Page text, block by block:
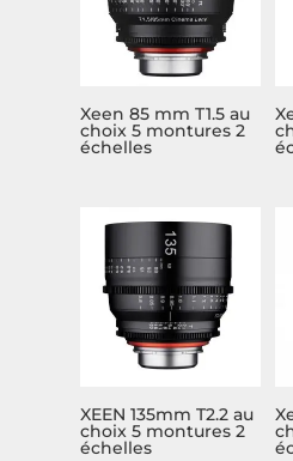
Xeen 85 mm T1.5 au
choix 5 montures 2
échelles
XEEN 135mm T2.2 au
choix 5 montures 2
échelles